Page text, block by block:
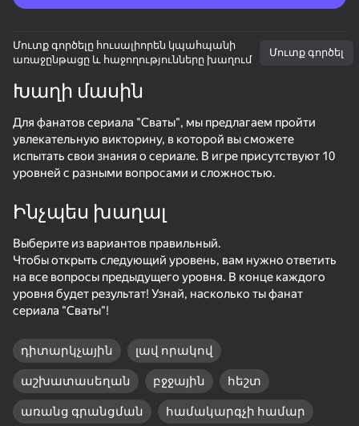
Պտտեք սարքը
Խաղը աշխատում է միայն հորիզոնական
ուղղությամբ
ԽԱՂԱԼ
Մուտք գործելը հուսալիորեն կպահպանի
առաջընթացը և հաջողությունները խաղում
Մուտք գործել
Խաղի մասին
Для фанатов сериала "Сваты", мы предлагаем пройти
увлекательную викторину, в которой вы сможете
испытать свои знания о сериале. В игре присутствуют 10
уровней с разными вопросами и сложностью.
Ինչպես խաղալ
Выберите из вариантов правильный.
Чтобы открыть следующий уровень, вам нужно ответить
на все вопросы предыдущего уровня. В конце каждого
уровня будет результат! Узнай, насколько ты фанат
сериала "Сваты"!
դիտարկչային լավ որակով
աշխատասեղան բջջային հեշտ
առանց գրանցման համակարգչի համար